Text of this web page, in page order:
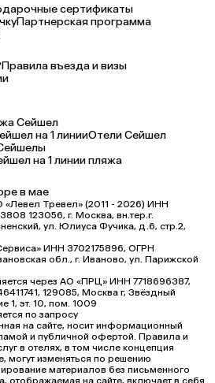
сертификаты
Партнерская программа
Правила въезда и визы
Сейшел
на 1 линииОтели Сейшел
на 1 линии пляжа
в мае
Тревел» (2011 - 2026) ИНН
123056, г. Москва, вн.тер.г.
ул. Юлиуса Фучика, д.6, стр.2,
ИНН 3702175896, ОГРН
обл., г. Иваново, ул. Парижской
через АО «ПРЦ» ИНН 7718696387,
129085, Москва г, Звёздный
1, эт. 10, пом. 1009
по запросу
на сайте, носит информационный
и публичной офертой. Правила и
в отелях, в том числе концепция
могут изменяться по решению
материалов без письменного
отображаемая на сайте, включает в себя